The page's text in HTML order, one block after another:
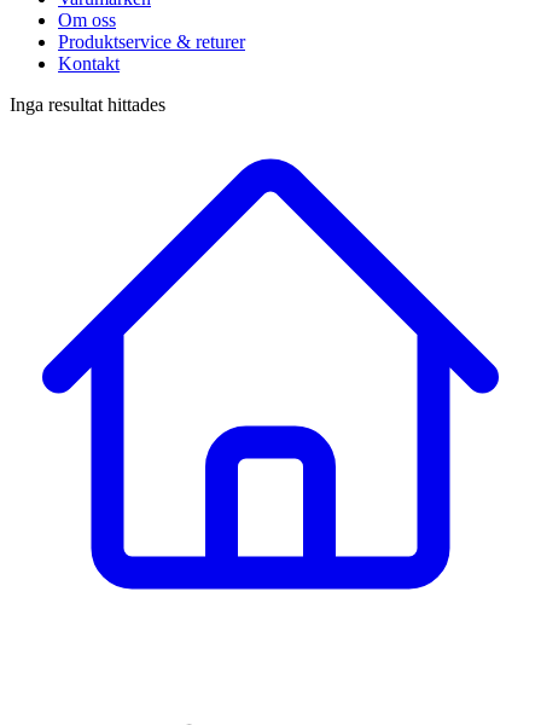
Om oss
Produktservice & returer
Kontakt
Inga resultat hittades